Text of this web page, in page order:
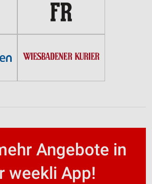
Angebote in
weekli App!